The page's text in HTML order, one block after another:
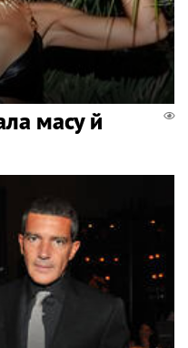
масу й